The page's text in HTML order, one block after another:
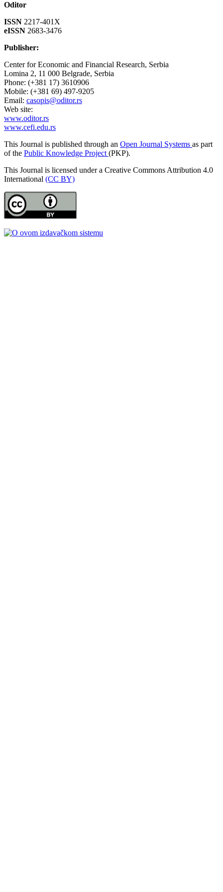
Oditor
ISSN 2217-401X
eISSN 2683-3476
Publisher:
Center for Economic and Financial Research, Serbia
Lomina 2, 11 000 Belgrade, Serbia
Phone: (+381 17) 3610906
Mobile: (+381 69) 497-9205
Email: casopis@oditor.rs
Web site:
www.oditor.rs
www.cefi.edu.rs
This Journal is published through an Open Journal Systems as part
of the Public Knowledge Project (PKP).
This Journal is licensed under a Creative Commons Attribution 4.0
International (CC BY)